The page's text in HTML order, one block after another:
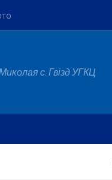
с. Гвізд УГКЦ